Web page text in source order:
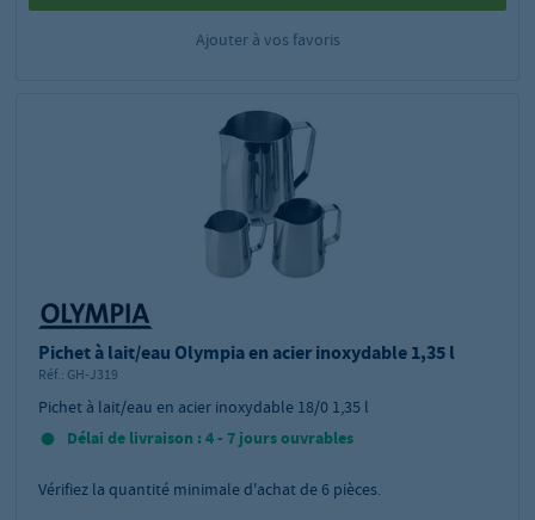
Ajouter à vos favoris
Pichet à lait/eau Olympia en acier inoxydable 1,35 l
Réf.: GH-J319
Pichet à lait/eau en acier inoxydable 18/0 1,35 l
Délai de livraison : 4 - 7 jours ouvrables
Vérifiez la quantité minimale d'achat de6 pièces.